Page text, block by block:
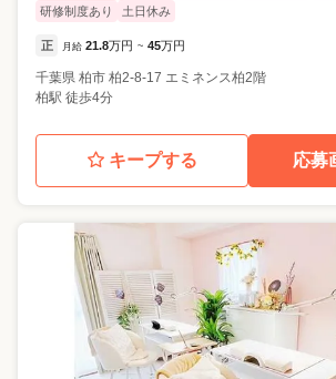
研修制度あり
土日休み
正 月給 21.8万円 ~ 45万円
千葉県 柏市 柏2-8-17 エミネンス柏2階
柏駅 徒歩4分
キープする 応募